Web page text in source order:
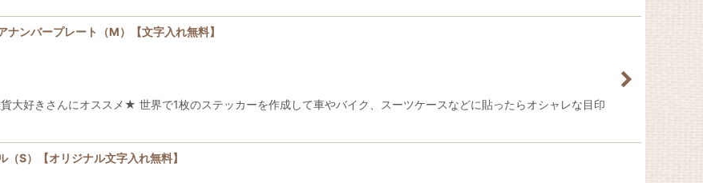
ンバープレート（M）【文字入れ無料】
好きさんにオススメ★ 世界で1枚のステッカーを作成して車やバイク、スーツケースなどに貼ったらオシャレな目印
S）【オリジナル文字入れ無料】